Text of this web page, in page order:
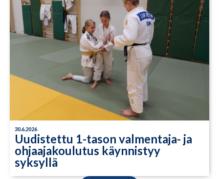
30.6.2026
Uudistettu 1-tason valmentaja- ja
ohjaajakoulutus käynnistyy
syksyllä